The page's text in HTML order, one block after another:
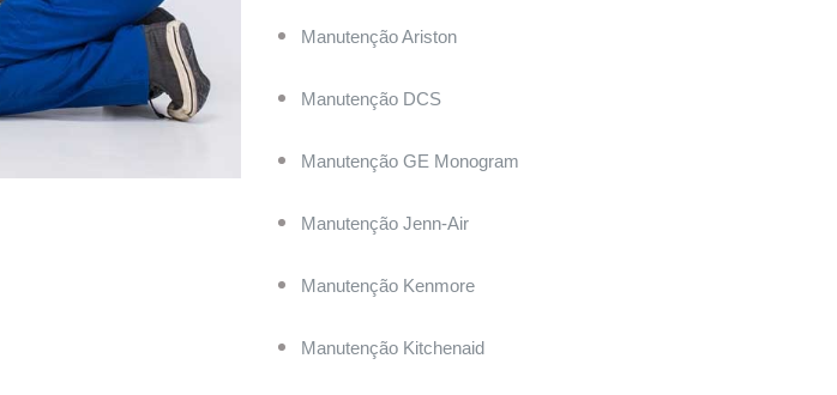
Manutenção Ariston
Manutenção DCS
Manutenção GE Monogram
Manutenção Jenn-Air
Manutenção Kenmore
Manutenção Kitchenaid